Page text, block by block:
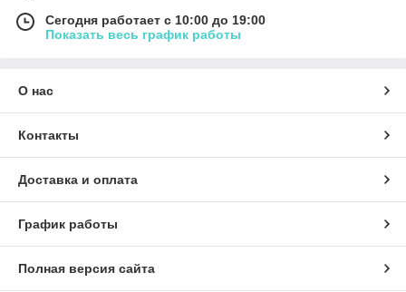
Сегодня работает с 10:00 до 19:00
Показать весь график работы
О нас
Контакты
Доставка и оплата
График работы
Полная версия сайта